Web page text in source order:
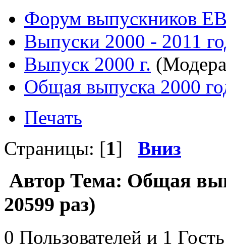
Форум выпускников
Выпуски 2000 - 2011
Выпуск 2000 г.
Общая выпуска 2000
Печать
Страницы: [1] Вниз
Автор Тема: Общая
20599 раз)
0 Пользователей и 1